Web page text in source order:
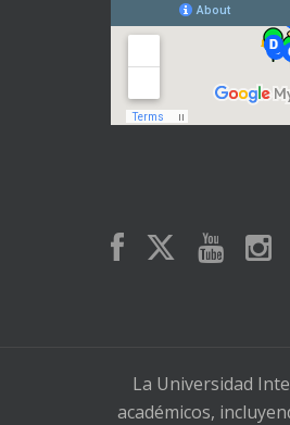
La Universidad
académicos,